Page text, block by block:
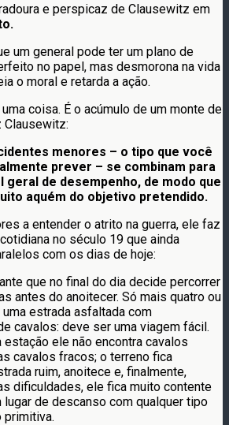
e perspicaz de Clausewitz em
um general pode ter um plano de
no papel, mas desmorona na vida
o moral e retarda a ação.
coisa. É o acúmulo de um monte de
Clausewitz:
menores – o tipo que você
prever – se combinam para
geral de desempenho, de modo que
aquém do objetivo pretendido.
a entender o atrito na guerra, ele faz
no século 19 que ainda
com os dias de hoje:
que no final do dia decide percorrer
antes do anoitecer. Só mais quatro ou
estrada asfaltada com
cavalos: deve ser uma viagem fácil.
estação ele não encontra cavalos
cavalos fracos; o terreno fica
ruim, anoitece e, finalmente,
dificuldades, ele fica muito contente
lugar de descanso com qualquer tipo
primitiva.